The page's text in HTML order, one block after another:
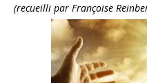
(recueilli par Françoise